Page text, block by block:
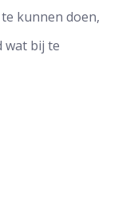
kunnen doen,
wat bij te